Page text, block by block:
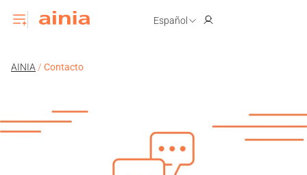
Español
AINIA / Contacto